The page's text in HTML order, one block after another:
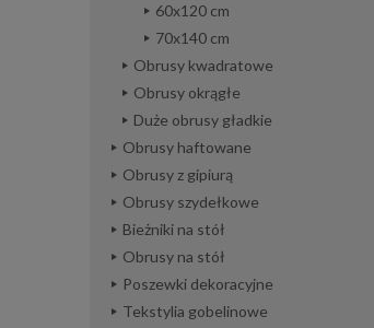
60x120 cm
70x140 cm
Obrusy kwadratowe
Obrusy okrągłe
Duże obrusy gładkie
Obrusy haftowane
Obrusy z gipiurą
Obrusy szydełkowe
Bieżniki na stół
Obrusy na stół
Poszewki dekoracyjne
Tekstylia gobelinowe